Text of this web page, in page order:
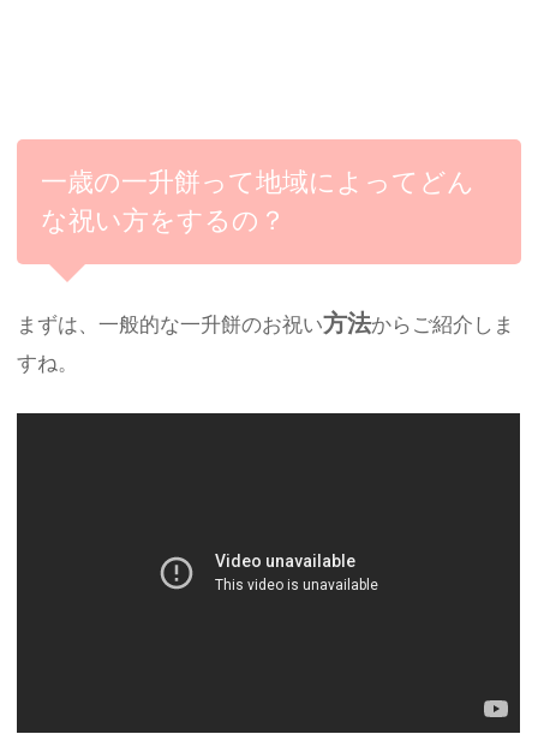
一歳の一升餅って地域によってどん
な祝い方をするの？
まずは、一般的な一升餅のお祝い方法からご紹介しま
すね。